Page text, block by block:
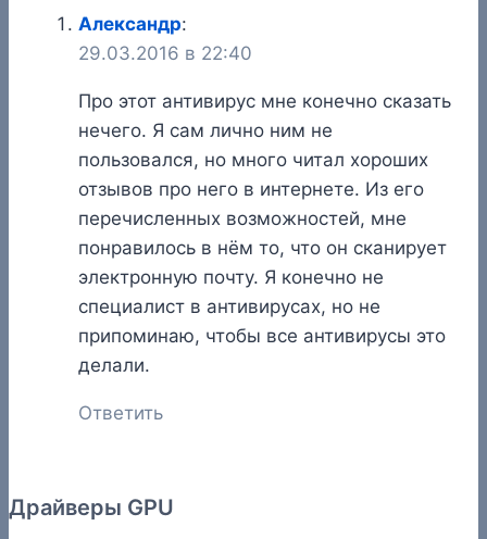
Александр:
29.03.2016 в 22:40
Про этот антивирус мне конечно сказать
нечего. Я сам лично ним не
пользовался, но много читал хороших
отзывов про него в интернете. Из его
перечисленных возможностей, мне
понравилось в нём то, что он сканирует
электронную почту. Я конечно не
специалист в антивирусах, но не
припоминаю, чтобы все антивирусы это
делали.
Ответить
Драйверы GPU